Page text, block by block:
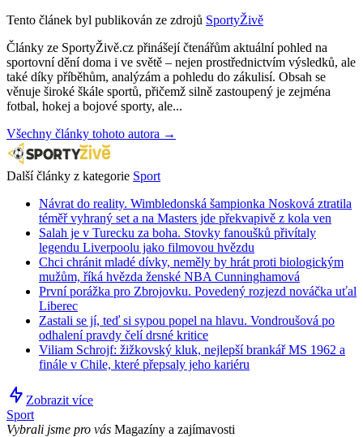
Tento článek byl publikován ze zdrojů SportyŽivě
Články ze SportyŽivě.cz přinášejí čtenářům aktuální pohled na
sportovní dění doma i ve světě – nejen prostřednictvím výsledků, ale
také díky příběhům, analýzám a pohledu do zákulisí. Obsah se
věnuje široké škále sportů, přičemž silně zastoupený je zejména
fotbal, hokej a bojové sporty, ale...
Všechny články tohoto autora →
Další články z kategorie Sport
Návrat do reality. Wimbledonská šampionka Nosková ztratila
téměř vyhraný set a na Masters jde překvapivě z kola ven
Salah je v Turecku za boha. Stovky fanoušků přivítaly
legendu Liverpoolu jako filmovou hvězdu
Chci chránit mladé dívky, neměly by hrát proti biologickým
mužům, říká hvězda ženské NBA Cunninghamová
První porážka pro Zbrojovku. Povedený rozjezd nováčka uťal
Liberec
Zastali se jí, teď si sypou popel na hlavu. Vondroušová po
odhalení pravdy čelí drsné kritice
Viliam Schrojf: žižkovský kluk, nejlepší brankář MS 1962 a
finále v Chile, které přepsaly jeho kariéru
Zobrazit více
Sport
Vybrali jsme pro vás Magazíny a zajímavosti